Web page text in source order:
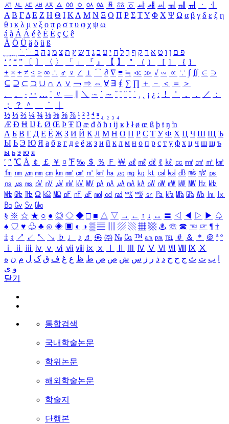
ㅺ ㅻ ㅼ ㅽ ㅾ ㅿ ㆀ ㆁ ㆂ ㆃ ㆄ ㆅ ㆆ ㆇ ㆈ ㆉ ㆊ ㆋ ㆌ ㆍ
ㆎ
Α Β ΓΔ Ε Ζ Η Θ Ι ΚΛ Μ Ν Ξ Ο Π Ρ Σ ΤΥ Φ Χ Ψ Ω α β γ δ ε ζ η
θ ι κ λ μ ν ξ ο π ρ σ τ υ φ χ ψ ω
á à Á À é è É È ç Ç ê
Ä Ö Ü ä ö ü ß
ִֶֹ ֻּ ׁׂ פ ם ן ו ט א ר ק ף ך ל ח י ע כ ג ד ש ץ ת צ מ נ ה ב
‘ ’ “ ” 〔 〕 〈 〉 「 」 『 』 【 】 ＂ （ ） ［ ］ ｛ ｝
± × ÷ ≠ ≤ ≥ ∞ ∴ ♂ ♀ ∠ ⊥ ⌒ ∂ ∇ ≡ ≒ ≪ ≫ √ ∽ ∝ ∵ ∫ ∬ ∈ ∋
⊆ ⊇ ⊂ ⊃ ∪ ∩ ∧ ∨ ￢ ⇒ ⇔ ∀ ∃ ∮ ∑ ∏ ＋ － ＜ ＝
＞
、
。 · ‥ … ¨ 〃 ― ＼ ∼ ´ ～ ˇ ˘ ˝ ˚ ˙ ¸ ¡ ¿ ː ！ ＇ ， ． ／
：
；
？ ＾ ｀
½ ⅓ ⅔ ¼ ¾ ⅛ ⅜ ⅝ ⅞ ¹ ² ³ ⁴ ⁿ ₁ ₂ ₃ ₄
Æ Ð Ħ Ĳ Ł Ø Œ Þ Ŧ Ŋ æ đ ð ħ ı ĳ ĸ ŀ ł ø œ ß þ ŧ ŋ ŉ
А Б В Г Д Е Ё Ж З И Й К Л М Н О П Р С Т У Ф Х Ц Ч Ш Щ Ъ
Ы Ь Э Ю Я а б в г д е ё ж з и й к л м н о п р с т у ф х ц ч ш щ ъ
ы ь э ю я
′ ″ ℃ Å ￠ ￡ ￥ ¤ ℉ ‰ ＄ ％ Ｆ ￦ ㎕ ㎖ ㎗ ℓ ㎘ ㏄ ㎣ ㎤ ㎥ ㎦
㎙ ㎚ ㎛ ㎜ ㎝ ㎞ ㎟ ㎠ ㎡ ㎢ ㏊ ㎍ ㎎ ㎏ ㏏ ㎈ ㎉ ㏈ ㎧ ㎨ ㎰
㎱ ㎲ ㎳ ㎴ ㎵ ㎶ ㎷ ㎸ ㎹ ㎀ ㎁ ㎂ ㎃ ㎄ ㎺ ㎻ ㎽ ㎾ ㎿ ㎐ ㎑
㎒ ㎓ ㎔ Ω ㏀ ㏁ ㎊ ㎋ ㎌ ㏖ ㏅ ㎭ ㎮ ㎯ ㏛ ㎩ ㎪ ㎫ ㎬ ㏝ ㏐
㏓
㏃ ㏉ ㏜ ㏆
§ ※ ☆ ★ ○ ● ◎ ◇ ◆ □ ■ △ ▽ → ← ↑ ↓ ↔ 〓 ◁ ◀ ▷ ▶ ♤
♠ ♡ ♥ ♧ ♣ ⊙ ◈ ▣ ◐ ◑ ▒ ▤ ▨ ▧ ▦ ▩ ♨ ☏ ☎ ☜ ☞ ¶ †
‡ ↕ ↗ ↙ ↖ ↘ ♭ ♩ ♪ ♬ ㉿ ㈜ № ㏇ ™ ㏂ ㏘ ℡ ＃ ＆ ＊ ＠ ª º
ⅰ
ⅱ ⅲ ⅳ ⅴ ⅵ ⅶ ⅷ ⅸ ⅹ Ⅳ Ⅴ Ⅵ Ⅶ Ⅷ Ⅸ Ⅹ
ب ت ث ج ح خ د ذ ر ز س ش ص ض ط ظ ع غ ف ق ک ل م ن ه
و ی
닫기
통합검색
국내학술논문
학위논문
해외학술논문
학술지
단행본